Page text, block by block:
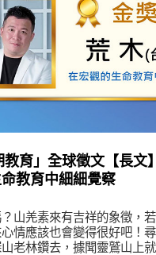
教育」全球徵文【長文
教育中細細覺察
山羌素來有吉祥的象徵，
情應該也會變得很好吧！
老林鑽去，據聞靈鷲山上